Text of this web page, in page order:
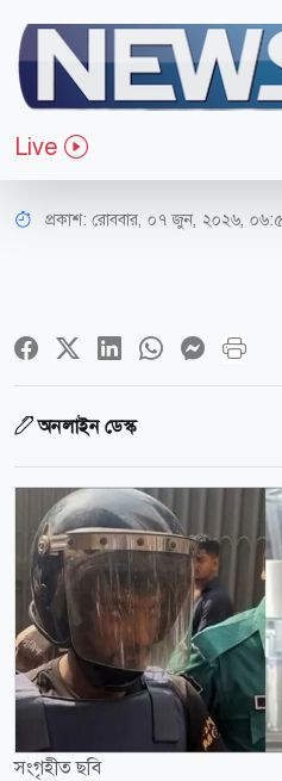
Live
আইন-বিচার
শিশু রামিসা ধর্ষণ ও
আজ
প্রকাশ: রোববার, ০৭ জুন, ২০২৬,
অনলাইন ডেস্ক
সংগৃহীত ছবি